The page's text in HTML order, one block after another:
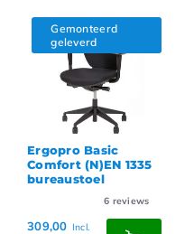
Gemonteerd
geleverd
Ergopro Basic
Comfort (N)EN 1335
bureaustoel
6 reviews
309,00 Incl.